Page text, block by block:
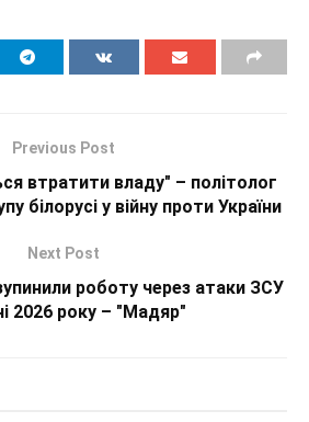
Previous Post
втратити владу" – політолог
білорусі у війну проти України
Next Post
роботу через атаки ЗСУ
2026 року – "Мадяр"